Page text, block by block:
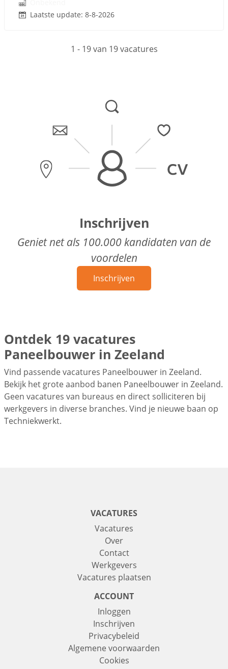
Laatste update: 8-8-2026
1 - 19 van 19 vacatures
Inschrijven
Geniet net als 100.000 kandidaten van de
voordelen
Inschrijven
Ontdek 19 vacatures
Paneelbouwer in Zeeland
Vind passende vacatures Paneelbouwer in Zeeland.
Bekijk het grote aanbod banen Paneelbouwer in Zeeland.
Geen vacatures van bureaus en direct solliciteren bij
werkgevers in diverse branches. Vind je nieuwe baan op
Techniekwerkt.
VACATURES
Vacatures
Over
Contact
Werkgevers
Vacatures plaatsen
ACCOUNT
Inloggen
Inschrijven
Privacybeleid
Algemene voorwaarden
Cookies